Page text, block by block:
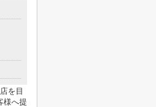
を目
様へ提